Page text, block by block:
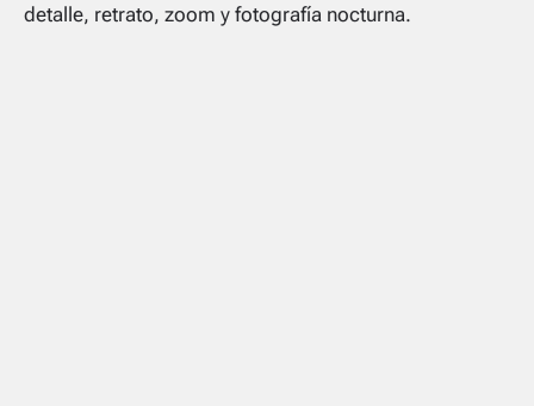
detalle, retrato, zoom y fotografía nocturna.